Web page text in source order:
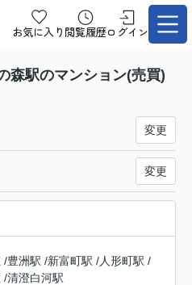
お気に入り 閲覧履歴ログイン
森駅のマンション(売買)
変更
変更
/豊洲駅 /新富町駅 /人形町駅 /
/清澄白河駅